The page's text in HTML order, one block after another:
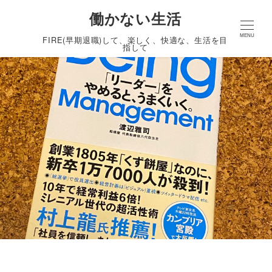
働かない生活
FIRE(早期退職)して、楽しく、快適な、生活を目
指して
MENU